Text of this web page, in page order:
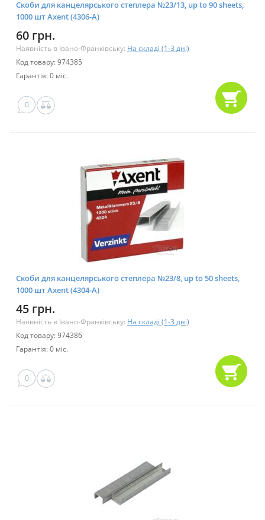
Скоби для канцелярського степлера №23/13, up to 90 sheets,
1000 шт Axent (4306-А)
60 грн.
Наявність в Івано-Франківську: На складі (1-3 дні)
Код товару: 974385
Гарантія: 0 міс.
0
Скоби для канцелярського степлера №23/8, up to 50 sheets,
1000 шт Axent (4304-А)
45 грн.
Наявність в Івано-Франківську: На складі (1-3 дні)
Код товару: 974386
Гарантія: 0 міс.
0